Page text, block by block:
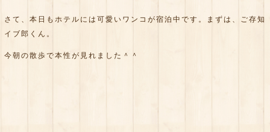
さて、本日もホテルには可愛いワンコが宿泊中です。まずは、ご存知
イブ郎くん。
今朝の散歩で本性が見れました＾＾